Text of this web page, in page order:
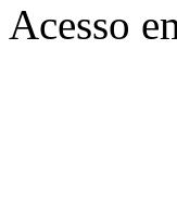
Acesso